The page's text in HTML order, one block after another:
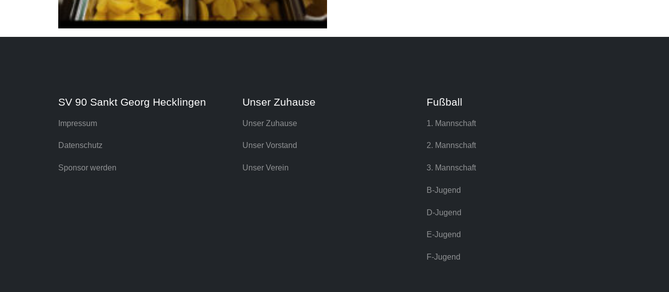
SV 90 Sankt Georg Hecklingen
Impressum
Datenschutz
Sponsor werden
Unser Zuhause
Unser Zuhause
Unser Vorstand
Unser Verein
Fußball
1. Mannschaft
2. Mannschaft
3. Mannschaft
B-Jugend
D-Jugend
E-Jugend
F-Jugend